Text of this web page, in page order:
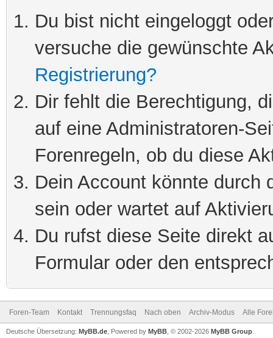
Du bist nicht eingeloggt
versuche die gewünschte
Registrierung?
Dir fehlt die Berechtigung,
auf eine Administratoren-
Forenregeln, ob du diese
Dein Account könnte durch
sein oder wartet auf
Du rufst diese Seite direkt
Formular oder den
Foren-Team Kontakt Trennungsfaq Nach oben Archiv-Modus Alle
Deutsche Übersetzung: MyBB.de , Powered by MyBB , © 2002-2026 MyBB Group